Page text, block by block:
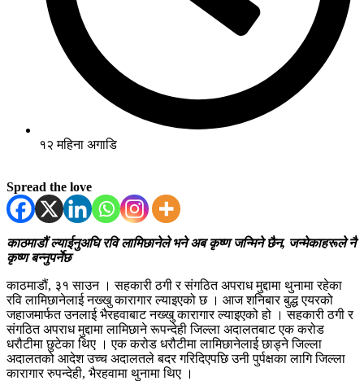
१२ महिना अगाडि
Spread the love
काठमाडौं ल्याईनुअघि रवि लामिछानेले भने अब कृष्ण जन्मिने छैन, जन्मेकाहरूले नै
कृष्ण बन्नुपर्नेछ
काठमाडौं, ३१ साउन । सहकारी ठगी र संगठित अपराध मुद्दामा थुनामा रहेका
रवि लामिछानेलाई नख्खु कारागार ल्याइएको छ । आज शनिबार बुद्ध एयरको
जहाजमार्फत उनलाई भैरहवाबाट नख्खु कारागार ल्याइएको हो । सहकारी ठगी र
संगठित अपराध मुद्दामा लामिछाने रूपन्देही जिल्ला अदालतबाट एक करोड
धरौटीमा छुटेका थिए । एक करोड धरौटीमा लामिछानेलाई छाड्ने जिल्ला
अदालतको आदेश उच्च अदालतले बदर गरिदिएपछि उनी पुर्पक्षका लागि जिल्ला
कारागार रुपन्देही, भैरहवामा थुनामा थिए ।